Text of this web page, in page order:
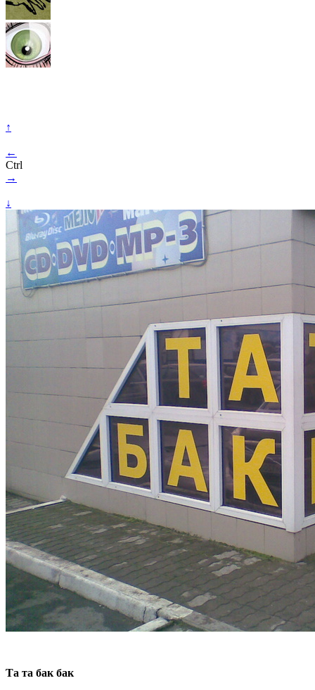
↑
←
Ctrl
→
↓
Та та бак бак